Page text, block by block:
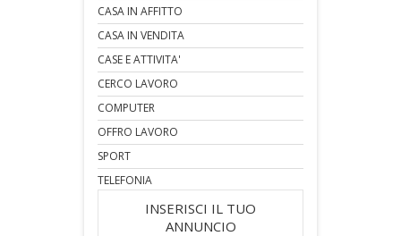
CASA IN AFFITTO
CASA IN VENDITA
CASE E ATTIVITA'
CERCO LAVORO
COMPUTER
OFFRO LAVORO
SPORT
TELEFONIA
INSERISCI IL TUO
ANNUNCIO